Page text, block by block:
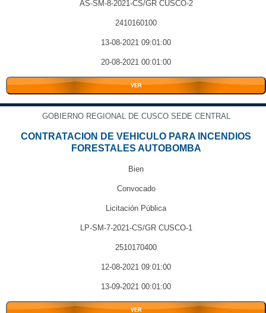
AS-SM-8-2021-CS/GR CUSCO-2
2410160100
13-08-2021 09:01:00
20-08-2021 00:01:00
VER
GOBIERNO REGIONAL DE CUSCO SEDE CENTRAL
CONTRATACION DE VEHICULO PARA INCENDIOS
FORESTALES AUTOBOMBA
Bien
Convocado
Licitación Pública
LP-SM-7-2021-CS/GR CUSCO-1
2510170400
12-08-2021 09:01:00
13-09-2021 00:01:00
VER